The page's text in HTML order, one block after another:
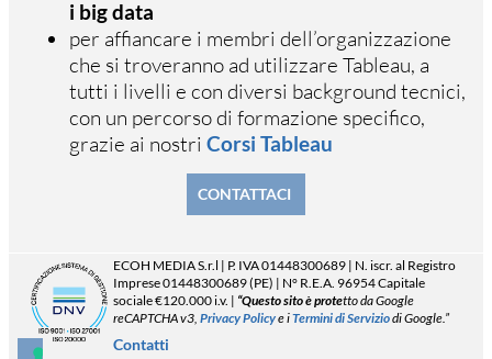
i big data
per affiancare i membri dell’organizzazione
che si troveranno ad utilizzare Tableau, a
tutti i livelli e con diversi background tecnici,
con un percorso di formazione specifico,
grazie ai nostri Corsi Tableau
CONTATTACI
ECOH MEDIA S.r.l | P. IVA01448300689 | N. iscr. al Registro
Imprese01448300689(PE) | N° R.E.A. 96954 Capitale
sociale €120.000 i.v. | “Questo sito è protetto da Google
reCAPTCHA v3,Privacy Policye iTermini di Serviziodi Google.”
Contatti